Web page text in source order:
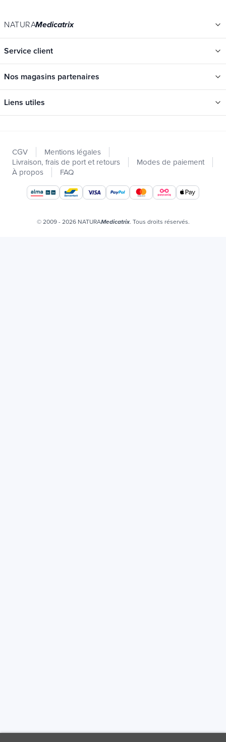
NATURAMedicatrix
Service client
Nos magasins partenaires
Liens utiles
Promotions
Catalogues
Nos marques
Offres d'emploi
Certificats bio
CGV
Mentions légales
Livraison, frais de port et retours
Modes de paiement
À propos
FAQ
© 2009 - 2026 NATURAMedicatrix. Tous droits réservés.